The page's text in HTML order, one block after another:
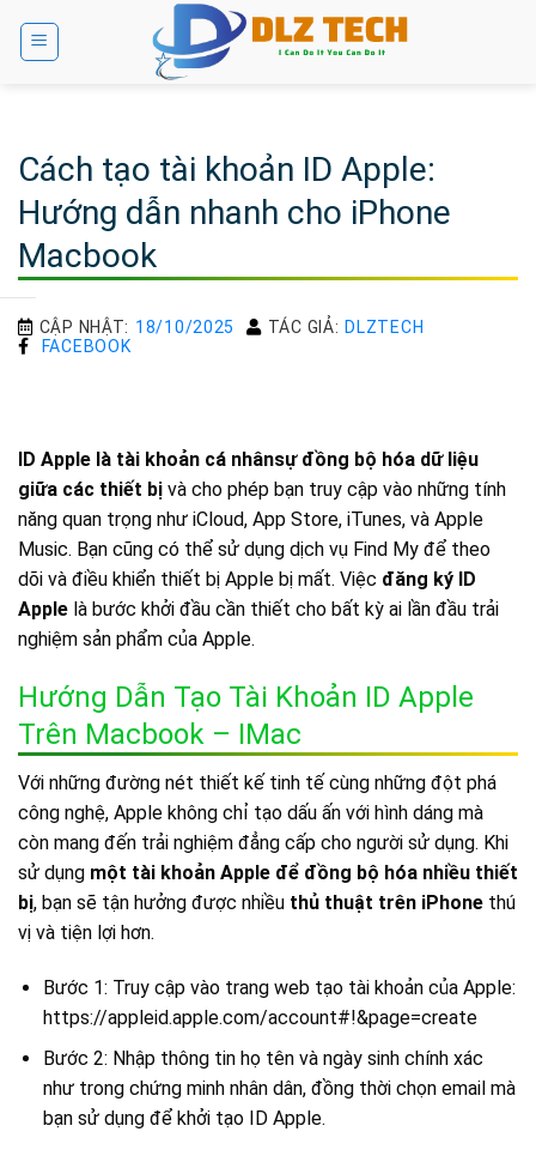
Cách tạo tài khoản ID Apple:
Hướng dẫn nhanh cho iPhone
Macbook
CẬP NHẬT: 18/10/2025 TÁC GIẢ: DLZTECH
FACEBOOK
ID Apple là tài khoản cá nhânsự đồng bộ hóa dữ liệu
giữa các thiết bị và cho phép bạn truy cập vào những tính
năng quan trọng như iCloud, App Store, iTunes, và Apple
Music. Bạn cũng có thể sử dụng dịch vụ Find My để theo
dõi và điều khiển thiết bị Apple bị mất. Việc đăng ký ID
Apple là bước khởi đầu cần thiết cho bất kỳ ai lần đầu trải
nghiệm sản phẩm của Apple.
Hướng Dẫn Tạo Tài Khoản ID Apple
Trên Macbook – IMac
Với những đường nét thiết kế tinh tế cùng những đột phá
công nghệ, Apple không chỉ tạo dấu ấn với hình dáng mà
còn mang đến trải nghiệm đẳng cấp cho người sử dụng. Khi
sử dụng một tài khoản Apple để đồng bộ hóa nhiều thiết
bị, bạn sẽ tận hưởng được nhiều thủ thuật trên iPhone thú
vị và tiện lợi hơn.
Bước 1: Truy cập vào trang web tạo tài khoản của Apple:
https://appleid.apple.com/account#!&page=create
Bước 2: Nhập thông tin họ tên và ngày sinh chính xác
như trong chứng minh nhân dân, đồng thời chọn email mà
bạn sử dụng để khởi tạo ID Apple.